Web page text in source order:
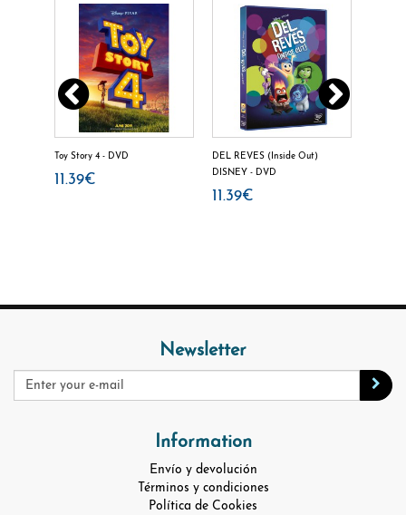
Toy Story 4 - DVD
11.39€
DEL REVES (Inside Out)
DISNEY - DVD
11.39€
Newsletter
Information
Envío y devolución
Términos y condiciones
Política de Cookies